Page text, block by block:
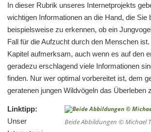
In dieser Rubrik unseres Internetprojekts
wichtigen Informationen an die Hand, die Sie
beispielsweise zu erkennen, ob ein
Fall für die Aufzucht durch den Menschen
Kapitel aufmerksam, auch wenn es auf den
geradezu erschlagend viele Informationen
finden. Nur wer optimal vorbereitet ist, dem
geratenen jungen Wildvögeln das Überleben
Beide Abbildungen © Michael
Linktipp:
Unser